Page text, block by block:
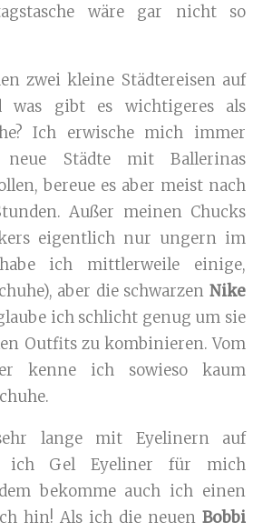
wäre gar nicht so
zwei kleine Städtereisen auf
was gibt es wichtigeres als
Ich erwische mich immer
neue Städte mit Ballerinas
bereue es aber meist nach
Außer meinen Chucks
eigentlich nur ungern im
ich mittlerweile einige,
aber die schwarzen Nike
ich schlicht genug um sie
Outfits zu kombinieren. Vom
kenne ich sowieso kaum
lange mit Eyelinern auf
ich Gel Eyeliner für mich
bekomme auch ich einen
hin! Als ich die neuen Bobbi